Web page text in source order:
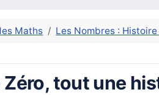
Maths Les Nombres :
Zéro, tout une